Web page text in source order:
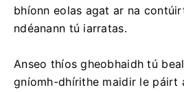
bhíonn eolas agat ar na
ndéanann tú iarratas.
Anseo thíos gheobhaidh tú
gníomh-dhírithe maidir le páirt